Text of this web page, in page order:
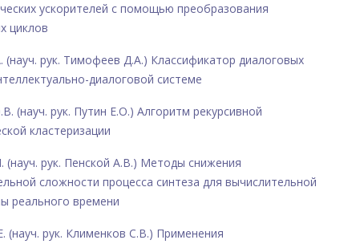
ускорителей с помощью преобразования
циклов
(науч. рук. Тимофеев Д.А.) Классификатор диалоговых
диалоговой системе
(науч. рук. Путин Е.О.) Алгоритм рекурсивной
кластеризации
(науч. рук. Пенской А.В.) Методы снижения
сложности процесса синтеза для вычислительной
реального времени
(науч. рук. Клименков С.В.) Применения